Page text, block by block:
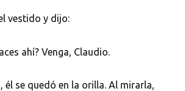
vestido y dijo:
ahí? Venga, Claudio.
él se quedó en la orilla. Al mirarla,